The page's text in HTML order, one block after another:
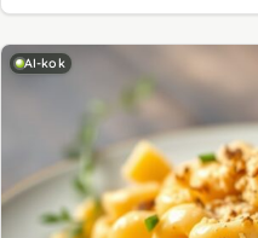
AI-kok